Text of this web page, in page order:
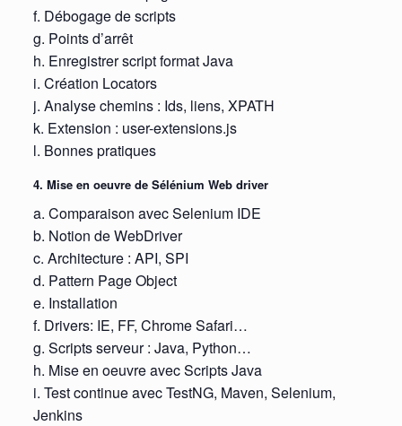
f. Débogage de scripts
g. Points d’arrêt
h. Enregistrer script format Java
i. Création Locators
j. Analyse chemins : Ids, liens, XPATH
k. Extension : user-extensions.js
l. Bonnes pratiques
4. Mise en oeuvre de Sélénium Web driver
a. Comparaison avec Selenium IDE
b. Notion de WebDriver
c. Architecture : API, SPI
d. Pattern Page Object
e. Installation
f. Drivers: IE, FF, Chrome Safari…
g. Scripts serveur : Java, Python…
h. Mise en oeuvre avec Scripts Java
i. Test continue avec TestNG, Maven, Selenium,
Jenkins